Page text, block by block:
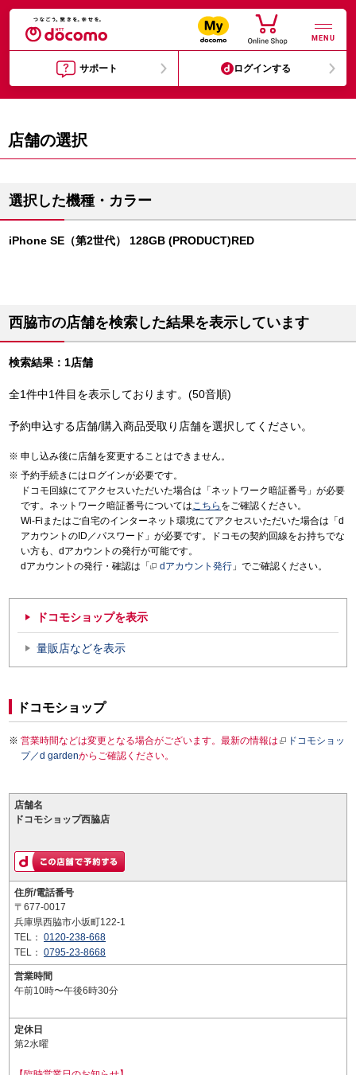
MENU
サポート ログインする
店舗の選択
選択した機種・カラー
iPhone SE（第2世代） 128GB (PRODUCT)RED
西脇市の店舗を検索した結果を表示しています
検索結果：1店舗
全1件中1件目を表示しております。(50音順)
予約申込する店舗/購入商品受取り店舗を選択してください。
申し込み後に店舗を変更することはできません。
予約手続きにはログインが必要です。
ドコモ回線にてアクセスいただいた場合は「ネットワーク暗証番号」が必要
です。ネットワーク暗証番号についてはこちら をご確認ください。
Wi-Fiまたはご自宅のインターネット環境にてアクセスいただいた場合は「d
アカウントのID／パスワード」が必要です。ドコモの契約回線をお持ちでな
い方も、dアカウントの発行が可能です。
dアカウントの発行・確認は「
dアカウント発行 」でご確認ください。
ドコモショップを表示
量販店などを表示
ドコモショップ
営業時間などは変更となる場合がございます。最新の情報は
ドコモショッ
プ／d gardenからご確認ください。
店舗名
ドコモショップ西脇店
住所/電話番号
〒677-0017
兵庫県西脇市小坂町122-1
TEL： 0120-238-668
TEL： 0795-23-8668
営業時間
午前10時〜午後6時30分
定休日
第2水曜